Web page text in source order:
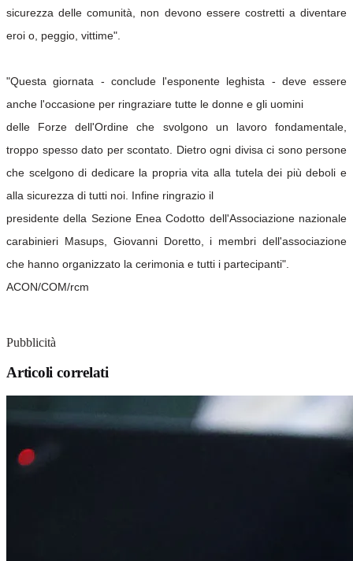
sicurezza delle comunità, non devono essere costretti a diventare
eroi o, peggio, vittime".
"Questa giornata - conclude l'esponente leghista - deve essere
anche l'occasione per ringraziare tutte le donne e gli uomini
delle Forze dell'Ordine che svolgono un lavoro fondamentale,
troppo spesso dato per scontato. Dietro ogni divisa ci sono persone
che scelgono di dedicare la propria vita alla tutela dei più deboli e
alla sicurezza di tutti noi. Infine ringrazio il
presidente della Sezione Enea Codotto dell'Associazione nazionale
carabinieri Masups, Giovanni Doretto, i membri dell'associazione
che hanno organizzato la cerimonia e tutti i partecipanti".
ACON/COM/rcm
Pubblicità
Articoli correlati